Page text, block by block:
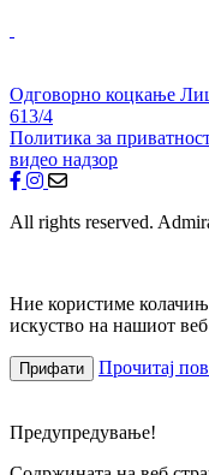
Одговорно коцкање
613/4
Политика за
видео надзор
All rights reserved.
Ние користиме
искуство на нашиот веб
Прифати Прочитај
Предупредување!